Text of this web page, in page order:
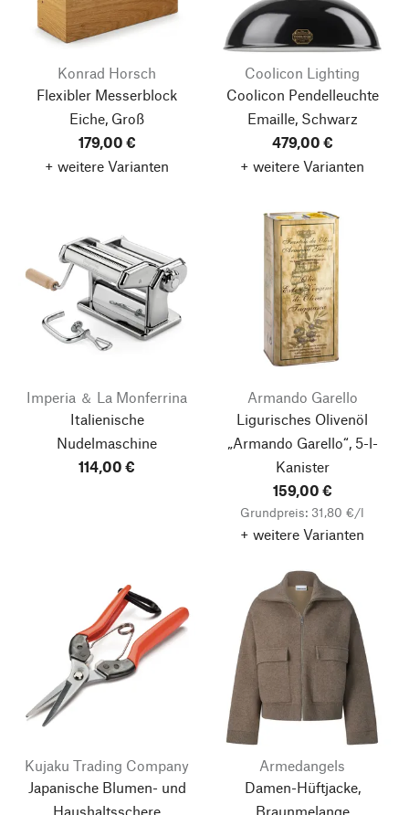
Konrad Horsch
Flexibler Messerblock
Eiche, Groß
179,00 €
+ weitere Varianten
Coolicon Lighting
Coolicon Pendelleuchte
Emaille, Schwarz
479,00 €
+ weitere Varianten
Imperia ＆ La Monferrina
Italienische
Nudelmaschine
114,00 €
Armando Garello
Ligurisches Olivenöl
„Armando Garello“, 5-l-
Kanister
159,00 €
Grundpreis: 31,80 €/l
+ weitere Varianten
Kujaku Trading Company
Japanische Blumen- und
Haushaltsschere
Armedangels
Damen-Hüftjacke,
Braunmelange